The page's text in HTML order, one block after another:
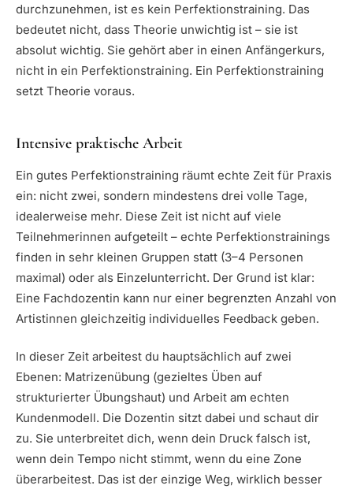
durchzunehmen, ist es kein Perfektionstraining. Das
bedeutet nicht, dass Theorie unwichtig ist – sie ist
absolut wichtig. Sie gehört aber in einen Anfängerkurs,
nicht in ein Perfektionstraining. Ein Perfektionstraining
setzt Theorie voraus.
Intensive praktische Arbeit
Ein gutes Perfektionstraining räumt echte Zeit für Praxis
ein: nicht zwei, sondern mindestens drei volle Tage,
idealerweise mehr. Diese Zeit ist nicht auf viele
Teilnehmerinnen aufgeteilt – echte Perfektionstrainings
finden in sehr kleinen Gruppen statt (3–4 Personen
maximal) oder als Einzelunterricht. Der Grund ist klar:
Eine Fachdozentin kann nur einer begrenzten Anzahl von
Artistinnen gleichzeitig individuelles Feedback geben.
In dieser Zeit arbeitest du hauptsächlich auf zwei
Ebenen: Matrizenübung (gezieltes Üben auf
strukturierter Übungshaut) und Arbeit am echten
Kundenmodell. Die Dozentin sitzt dabei und schaut dir
zu. Sie unterbreitet dich, wenn dein Druck falsch ist,
wenn dein Tempo nicht stimmt, wenn du eine Zone
überarbeitest. Das ist der einzige Weg, wirklich besser